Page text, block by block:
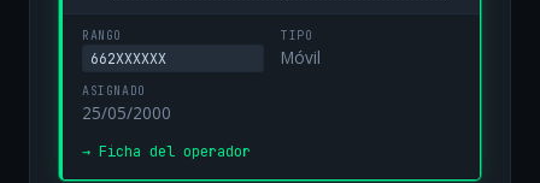
RANGO
662XXXXXX
TIPO
Móvil
ASIGNADO
25/05/2000
→ Ficha del operador